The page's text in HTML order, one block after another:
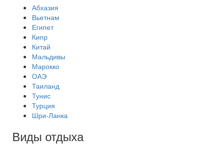
Абхазия
Вьетнам
Египет
Кипр
Китай
Мальдивы
Марокко
ОАЭ
Таиланд
Тунис
Турция
Шри-Ланка
Виды отдыха